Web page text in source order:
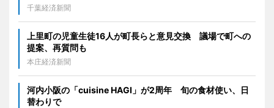
千葉経済新聞
上里町の児童生徒16人が町長らと意見交換 議場で町への
提案、再質問も
本庄経済新聞
河内小阪の「cuisine HAGI」が2周年 旬の食材使い、日
替わりで